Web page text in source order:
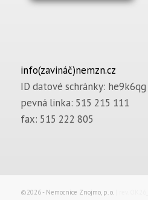
info(zavináč)nemzn.cz
ID datové schránky: he9k6qg
pevná linka: 515 215 111
fax: 515 222 805
©2026 - Nemocnice Znojmo, p. o.